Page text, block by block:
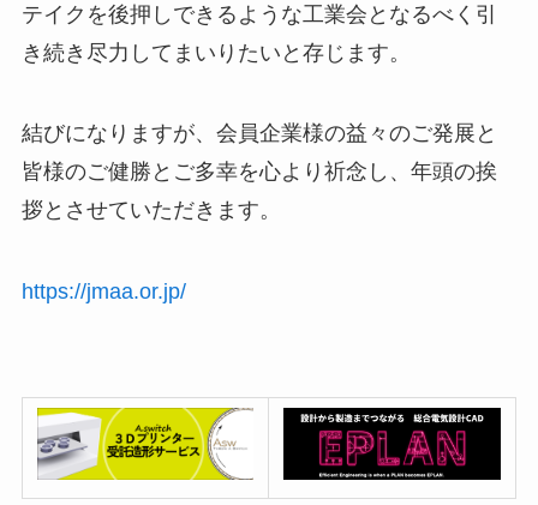
テイクを後押しできるような工業会となるべく引
き続き尽力してまいりたいと存じます。
結びになりますが、会員企業様の益々のご発展と
皆様のご健勝とご多幸を心より祈念し、年頭の挨
拶とさせていただきます。
https://jmaa.or.jp/